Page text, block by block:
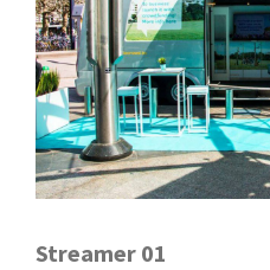
Streamer 01